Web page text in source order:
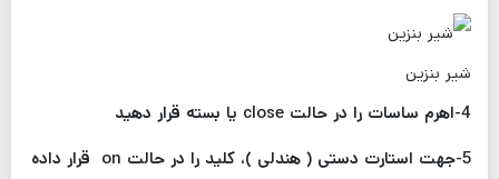
شیر بنزین
4-اهرم ساسات را در حالت close یا بسته قرار دهید
5-جهت استارت دستی ( هندلی )، کلید را در حالت on قرار داده